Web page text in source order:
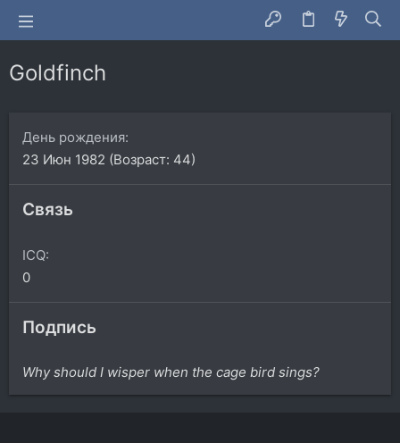
Goldfinch
День рождения
23 Июн 1982 (Возраст: 44)
Связь
ICQ
0
Подпись
Why should I wisper when the cage bird sings?